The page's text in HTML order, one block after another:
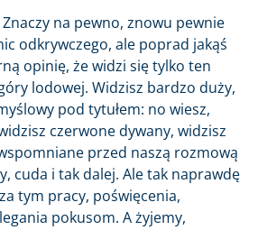
na pewno, znowu pewnie
odkrywczego, ale poprad jakąś
opinię, że widzi się tylko ten
lodowej. Widzisz bardzo duży,
pod tytułem: no wiesz,
czerwone dywany, widzisz
przed naszą rozmową
cuda i tak dalej. Ale tak naprawdę
tym pracy, poświęcenia,
pokusom. A żyjemy,